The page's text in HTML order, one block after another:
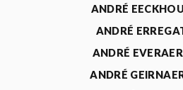
ANDRÉ
ANDRÉ
ANDRÉ
ANDRÉ